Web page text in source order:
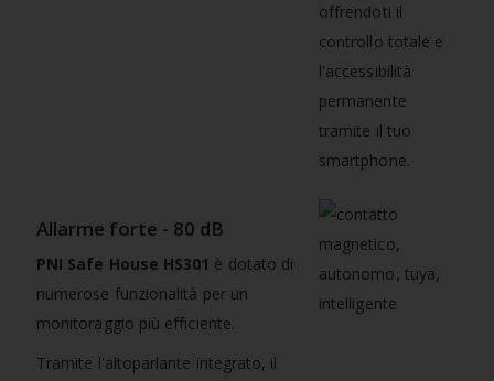
offrendoti il
controllo totale e
l'accessibilità
permanente
tramite il tuo
smartphone.
Allarme forte - 80 dB
PNI Safe House HS301 è dotato di
numerose funzionalità per un
monitoraggio più efficiente.
Tramite l'altoparlante integrato, il